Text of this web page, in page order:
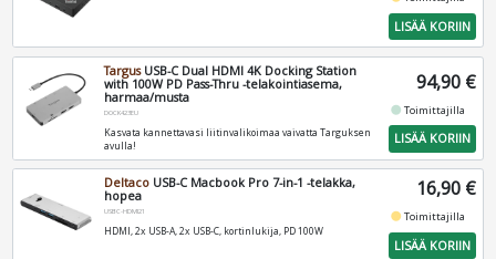
LISÄÄ KORIIN
TargusUSB-C Dual HDMI 4K Docking Station
with 100W PD Pass-Thru -telakointiasema,
harmaa/musta
DOCK423EU
Kasvata kannettavasi liitinvalikoimaa vaivatta Targuksen
avulla!
94,90 €
fiber_manual_recordToimittajilla
LISÄÄ KORIIN
Deltaco USB-C Macbook Pro 7-in-1 -telakka,
hopea
USBC-HDMI21
HDMI, 2x USB-A, 2x USB-C, kortinlukija, PD 100W
16,90 €
fiber_manual_recordToimittajilla
LISÄÄ KORIIN